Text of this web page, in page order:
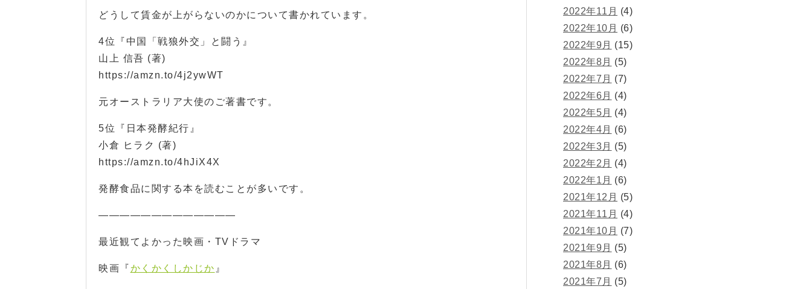
どうして賃金が上がらないのかについて書かれています。
4位『中国「戦狼外交」と闘う』
山上 信吾 (著)
https://amzn.to/4j2ywWT
元オーストラリア大使のご著書です。
5位『日本発酵紀行』
小倉 ヒラク (著)
https://amzn.to/4hJiX4X
発酵食品に関する本を読むことが多いです。
—————————————
最近観てよかった映画・TVドラマ
映画『かくかくしかじか 』
2022年11月 (4)
2022年10月 (6)
2022年9月 (15)
2022年8月 (5)
2022年7月 (7)
2022年6月 (4)
2022年5月 (4)
2022年4月 (6)
2022年3月 (5)
2022年2月 (4)
2022年1月 (6)
2021年12月 (5)
2021年11月 (4)
2021年10月 (7)
2021年9月 (5)
2021年8月 (6)
2021年7月 (5)